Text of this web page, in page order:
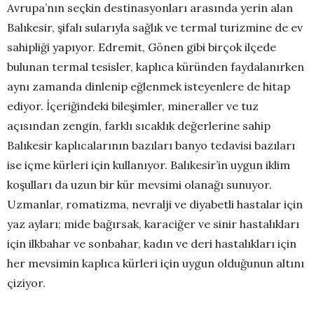
Avrupa’nın seçkin destinasyonları arasında yerin alan
Balıkesir, şifalı sularıyla sağlık ve termal turizmine de ev
sahipliği yapıyor. Edremit, Gönen gibi birçok ilçede
bulunan termal tesisler, kaplıca küründen faydalanırken
aynı zamanda dinlenip eğlenmek isteyenlere de hitap
ediyor. İçeriğindeki bileşimler, mineraller ve tuz
açısından zengin, farklı sıcaklık değerlerine sahip
Balıkesir kaplıcalarının bazıları banyo tedavisi bazıları
ise içme kürleri için kullanıyor. Balıkesir’in uygun iklim
koşulları da uzun bir kür mevsimi olanağı sunuyor.
Uzmanlar, romatizma, nevralji ve diyabetli hastalar için
yaz ayları; mide bağırsak, karaciğer ve sinir hastalıkları
için ilkbahar ve sonbahar, kadın ve deri hastalıkları için
her mevsimin kaplıca kürleri için uygun olduğunun altını
çiziyor.